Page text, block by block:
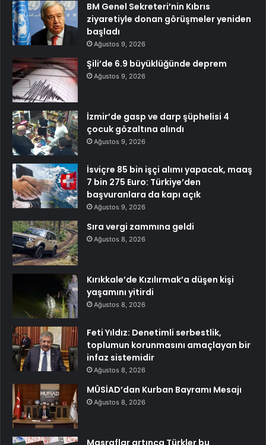
BM Genel Sekreteri’nin Kıbrıs
ziyaretiyle donan görüşmeler yeniden
başladı
Ağustos 9, 2026
Şili’de 6.9 büyüklüğünde deprem
Ağustos 9, 2026
İzmir’de gasp ve darp şüphelisi 4
çocuk gözaltına alındı
Ağustos 9, 2026
İsviçre 85 bin işçi alımı yapacak, maaş
7 bin 275 Euro: Türkiye’den
başvuranlara da kapı açık
Ağustos 9, 2026
Sıra vergi zammına geldi
Ağustos 8, 2026
Kırıkkale’de Kızılırmak’a düşen kişi
yaşamını yitirdi
Ağustos 8, 2026
Feti Yıldız: Denetimli serbestlik,
toplumun korunmasını amaçlayan bir
infaz sistemidir
Ağustos 8, 2026
MÜSİAD’dan Kurban Bayramı Mesajı
Ağustos 8, 2026